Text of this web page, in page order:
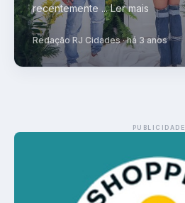
recentemente ... Ler mais
Redação RJ Cidades · há 3 anos
PUBLICIDADE